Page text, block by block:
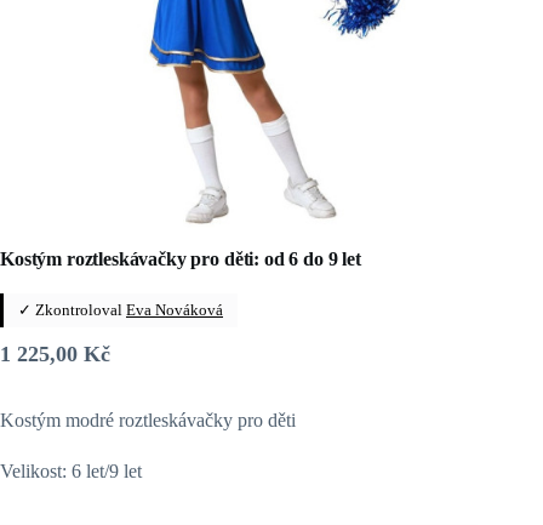
Kostým roztleskávačky pro děti: od 6 do 9 let
✓ Zkontroloval Eva Nováková
1 225,00 Kč
Kostým modré roztleskávačky pro děti
Velikost: 6 let/9 let